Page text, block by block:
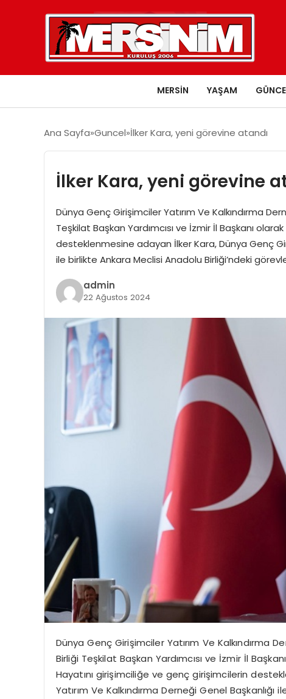
MERSIN YAŞAM
Ana Sayfa Guncel İlker Kara, yeni görevine atandı
İlker Kara, yeni görevine
Dünya Genç Girişimciler Yatırım Ve Kalkındırma
Teşkilat Başkan Yardımcısı ve İzmir İl Başkanı
desteklenmesine adayan İlker Kara, Dünya Genç
ile birlikte Ankara Meclisi Anadolu Birliği’ndeki
admin
22 Ağustos 2024
Dünya Genç Girişimciler Yatırım Ve Kalkındırma
Birliği Teşkilat Başkan Yardımcısı ve İzmir İl
Hayatını girişimciliğe ve genç girişimcilerin
Yatırım Ve Kalkındırma Derneği Genel